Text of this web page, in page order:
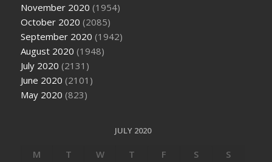
November 2020 (1954)
October 2020 (2085)
September 2020 (1942)
August 2020 (1948)
July 2020 (2131)
June 2020 (2101)
May 2020 (823)
JULY 2020
M T W T F S
S